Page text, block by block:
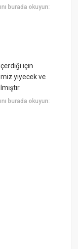
burada okuyun:
için
yiyecek ve
burada okuyun: